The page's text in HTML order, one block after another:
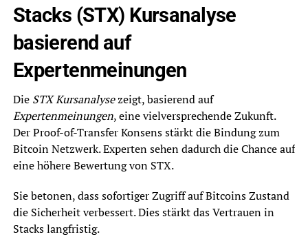
Stacks (STX) Kursanalyse
basierend auf
Expertenmeinungen
Die STX Kursanalysezeigt, basierend auf
Expertenmeinungen, eine vielversprechende Zukunft.
Der Proof-of-Transfer Konsens stärkt die Bindung zum
Bitcoin Netzwerk. Experten sehen dadurch die Chance auf
eine höhere Bewertung von STX.
Sie betonen, dass sofortiger Zugriff auf Bitcoins Zustand
die Sicherheit verbessert. Dies stärkt das Vertrauen in
Stacks langfristig.